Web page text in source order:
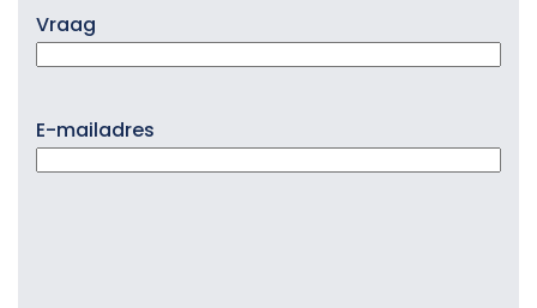
Vraag
E-mailadres